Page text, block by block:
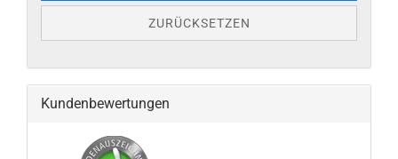
ZURÜCKSETZEN
Kundenbewertungen